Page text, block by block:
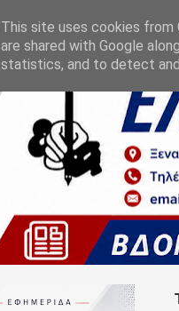
This site uses cookies from
are shared with Google
statistics, and to detect